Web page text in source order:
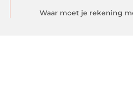
Waar moet je rekening